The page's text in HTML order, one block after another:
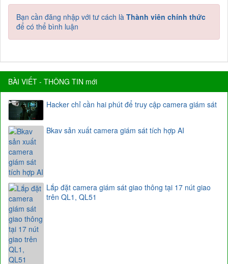
Bạn cần đăng nhập với tư cách là Thành viên chính thức
để có thể bình luận
BÀI VIẾT - THÔNG TIN mới
Hacker chỉ cần hai phút để truy cập camera giám sát
Bkav sản xuất camera giám sát tích hợp AI
Lắp đặt camera giám sát giao thông tại 17 nút giao
trên QL1, QL51